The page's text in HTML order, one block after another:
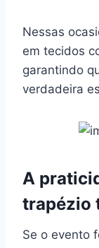
Nessas
em tecidos
garantindo
verdadeira
A
trapézio
Se o evento